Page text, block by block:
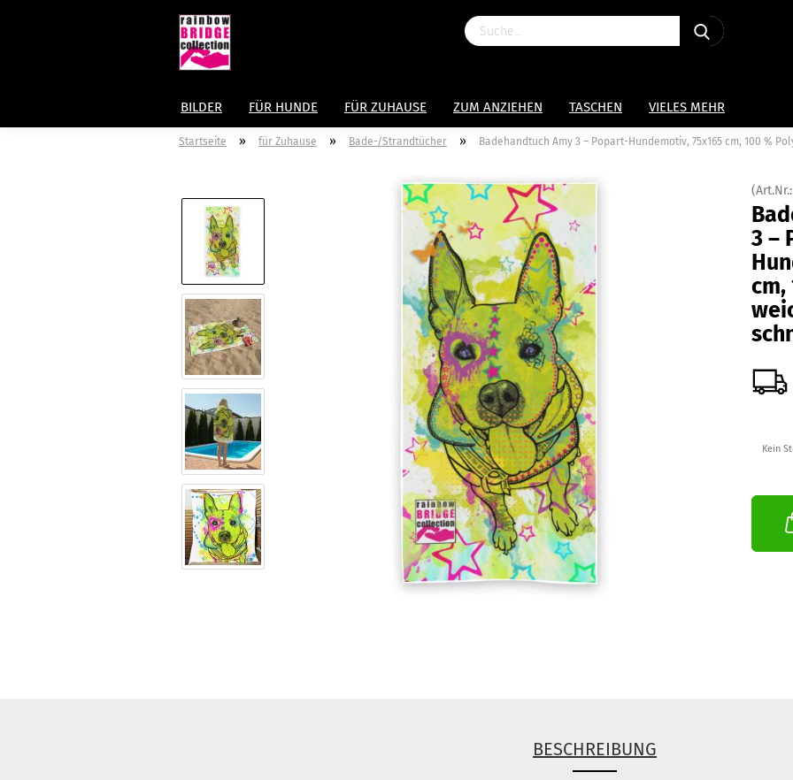
BILDER FÜR HUNDE FÜR ZUHAUSE ZUM ANZIEHEN TASCHEN VIELES MEHR
Startseite » für Zuhause » Bade-/Strandtücher » Badehandtuch Amy 3 – Popart-Hundemotiv, 75x165 cm, 100 %
3 –
cm,
Kein
BESCHREIBUNG